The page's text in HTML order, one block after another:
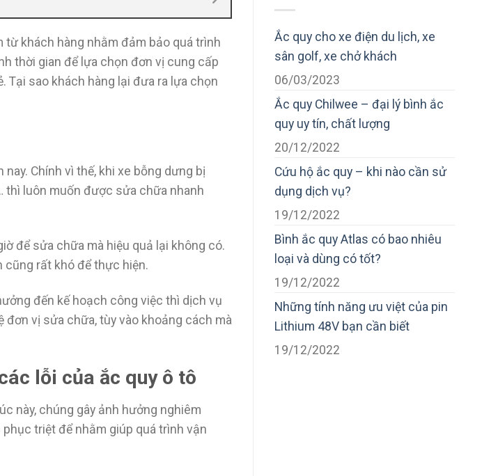
khách hàng nhằm đảm bảo quá trình
thời gian để lựa chọn đơn vị cung cấp
Tại sao khách hàng lại đưa ra lựa chọn
Chính vì thế, khi xe bỗng dưng bị
thì luôn muốn được sửa chữa nhanh
để sửa chữa mà hiệu quả lại không có.
cũng rất khó để thực hiện.
đến kế hoạch công việc thì dịch vụ
đơn vị sửa chữa, tùy vào khoảng cách mà
lỗi của ắc quy ô tô
này, chúng gây ảnh hưởng nghiêm
triệt để nhằm giúp quá trình vận
Ắc quy cho xe điện du lịch, xe
sân golf, xe chở khách
06/03/2023
Ắc quy Chilwee – đại lý bình ắc
quy uy tín, chất lượng
20/12/2022
Cứu hộ ắc quy – khi nào cần sử
dụng dịch vụ?
19/12/2022
Bình ắc quy Atlas có bao nhiêu
loại và dùng có tốt?
19/12/2022
Những tính năng ưu việt của pin
Lithium 48V bạn cần biết
19/12/2022